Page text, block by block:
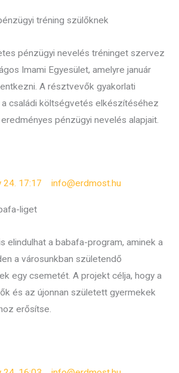
tréning szülőknek
pénzügyi nevelés tréninget szervez
Imami Egyesület, amelyre január
A résztvevők gyakorlati
családi költségvetés elkészítéséhez
pénzügyi nevelés alapjait.
24. 17:17 info@erdmost.hu
liget
elindulhat a babafa-program, aminek a
a városunkban születendő
egy csemetét. A projekt célja, hogy a
és az újonnan született gyermekek
erősítse.